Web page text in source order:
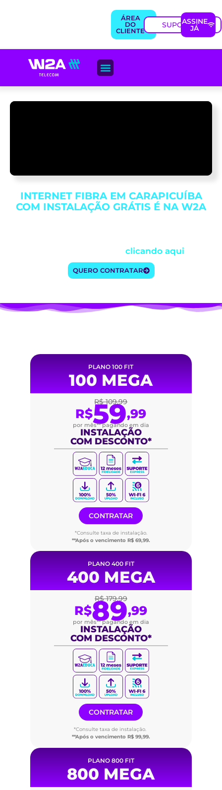
ÁREA
DO
CLIENTE
SUPORTE
ASSINE
JÁ
PLANOS & COMBOS
INTERNET FIBRA EM CARAPICUÍBA
COM INSTALAÇÃO GRÁTIS É NA W2A
clicando aqui
QUERO CONTRATAR
PLANO 100 FIT
100 MEGA
R$ 109,99
R$59,99
por mês**​ pagando em dia
INSTALAÇÃO
COM DESCONTO*
CONTRATAR
*Consulte taxa de instalação.
**Após o vencimento R$ 69,99.
PLANO 400 FIT
400 MEGA
R$ 179,99
R$89,99
por mês** pagando em dia
INSTALAÇÃO
COM DESCONTO*
CONTRATAR
*Consulte taxa de instalação.
**Após o vencimento R$ 99,99.
PLANO 800 FIT
800 MEGA